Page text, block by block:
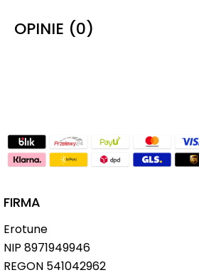
OPINIE (0)
FIRMA
Erotune
NIP 8971949946
REGON 541042962